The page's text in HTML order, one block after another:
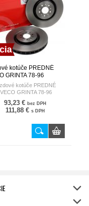
kotúče PREDNÉ
GRINTA 78-96
kotúče PREDNÉ
GRINTA 78-96
93,23 € bez DPH
111,88 € s DPH